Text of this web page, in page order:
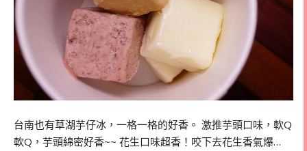
台南也有草湖芋仔冰，一格一格的好香。 激推芋頭口味，軟Q
軟Q，芋頭綿密好香~~ 花生口味超香！咬下去花生香氣爆…